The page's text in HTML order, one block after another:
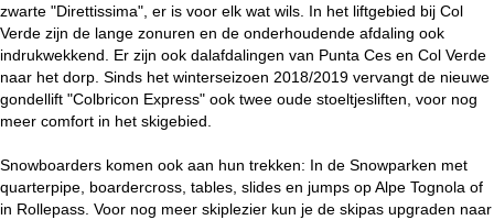
zwarte "Direttissima", er is voor elk wat wils. In het liftgebied bij Col
Verde zijn de lange zonuren en de onderhoudende afdaling ook
indrukwekkend. Er zijn ook dalafdalingen van Punta Ces en Col Verde
naar het dorp. Sinds het winterseizoen 2018/2019 vervangt de nieuwe
gondellift "Colbricon Express" ook twee oude stoeltjesliften, voor nog
meer comfort in het skigebied.
Snowboarders komen ook aan hun trekken: In de Snowparken met
quarterpipe, boardercross, tables, slides en jumps op Alpe Tognola of
in Rollepass. Voor nog meer skiplezier kun je de skipas upgraden naar